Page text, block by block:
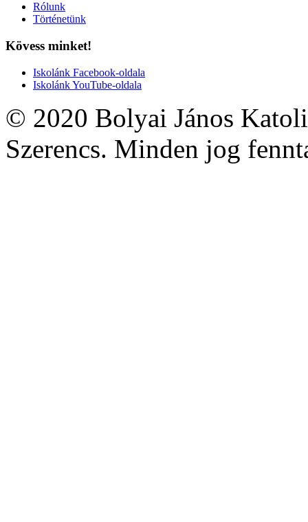
Rólunk
Történetünk
Kövess minket!
Iskolánk Facebook-oldala
Iskolánk YouTube-oldala
© 2020 Bolyai János
Szerencs. Minden jog